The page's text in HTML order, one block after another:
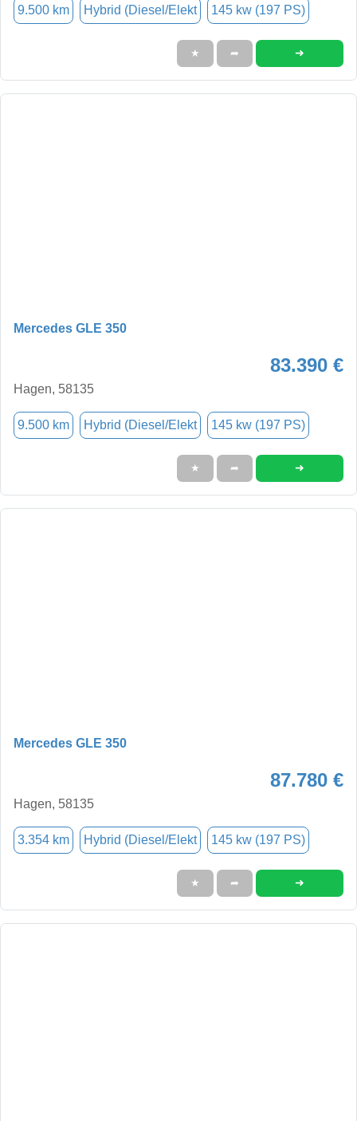
9.500 km Hybrid (Diesel/Elekt 145 kw (197 PS)
★ ➦ ➜
Mercedes GLE 350
83.390 €
Hagen, 58135
9.500 km Hybrid (Diesel/Elekt 145 kw (197 PS)
★ ➦ ➜
Mercedes GLE 350
87.780 €
Hagen, 58135
3.354 km Hybrid (Diesel/Elekt 145 kw (197 PS)
★ ➦ ➜